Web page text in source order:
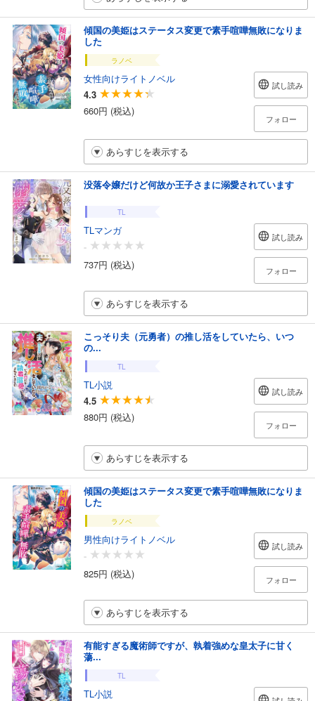
傾国の美姫はステータス変更で素手喧嘩無敗になりま
した
ラノベ
女性向けライトノベル
4.3
660円 (税込)
試し読み
フォロー
あらすじを表示する
没落令嬢だけど何故か王子さまに溺愛されています
TL
TLマンガ
-
737円 (税込)
試し読み
フォロー
あらすじを表示する
こっそり夫（元勇者）の推し活をしていたら、いつ
の...
TL
TL小説
4.5
880円 (税込)
試し読み
フォロー
あらすじを表示する
傾国の美姫はステータス変更で素手喧嘩無敗になりま
した
ラノベ
男性向けライトノベル
-
825円 (税込)
試し読み
フォロー
あらすじを表示する
有能すぎる魔術師ですが、執着強めな皇太子に甘く
蕩...
TL
TL小説